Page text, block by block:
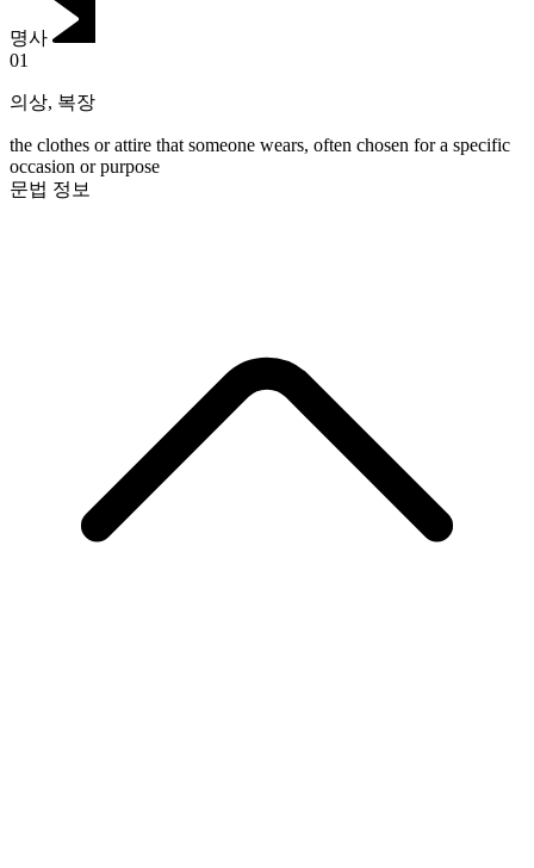
명사
01
의상, 복장
the clothes or attire that someone wears, often chosen for a specific
occasion or purpose
문법 정보